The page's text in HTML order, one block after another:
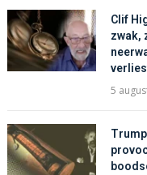
Clif
zwak,
5